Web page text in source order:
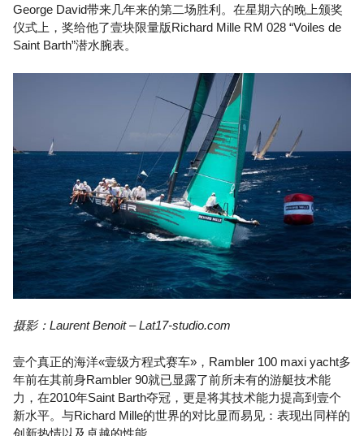
George David带来几年来的第二场胜利。在星期六的晚上颁奖
仪式上，奖给他了壹块限量版Richard Mille RM 028 “Voiles de
Saint Barth”潜水腕表。
摄影：Laurent Benoit – Lat17-studio.com
壹个真正的海洋«壹级方程式赛车»，Rambler 100 maxi yacht多
年前在其前身Rambler 90就已显露了前所未有的游艇技术能
力，在2010年Saint Barth夺冠，更是将其技术能力提高到壹个
新水平。与Richard Mille的世界的对比显而易见：表现出同样的
创新热情以及卓越的性能。